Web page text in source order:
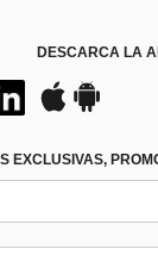
DESCARCA LA
EXCLUSIVAS,